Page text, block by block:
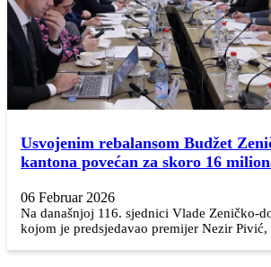
Usvojenim rebalansom Budžet
kantona povećan za skoro 16
06 Februar 2026
Na današnjoj 116. sjednici Vlade Zeničko-
kojom je predsjedavao premijer Nezir Pivić,